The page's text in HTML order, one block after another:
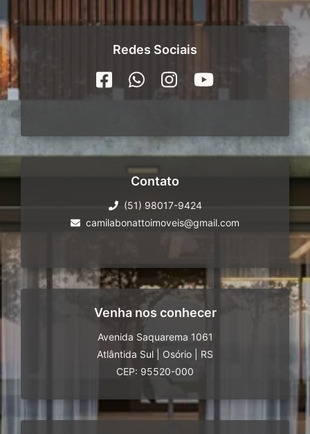
Redes Sociais
Contato
(51) 98017-9424
camilabonattoimoveis@gmail.com
Venha nos conhecer
Avenida Saquarema 1061
Atlântida Sul
Osório
RS
CEP: 95520-000